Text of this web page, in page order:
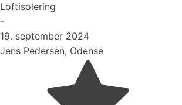
Loftisolering
-
19. september 2024
Jens Pedersen, Odense